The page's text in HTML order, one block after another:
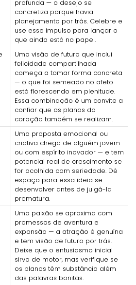
profunda — o desejo se
concretiza porque havia
planejamento por trás. Celebre e
use esse impulso para lançar o
que ainda está no papel.
Uma visão de futuro que inclui
felicidade compartilhada
começa a tomar forma concreta
— o que foi semeado no afeto
está florescendo em plenitude.
Essa combinação é um convite a
confiar que os planos do
coração também se realizam.
Uma proposta emocional ou
criativa chega de alguém jovem
ou com espírito inovador — e tem
potencial real de crescimento se
for acolhida com seriedade. Dê
espaço para essa ideia se
desenvolver antes de julgá-la
prematura.
Uma paixão se aproxima com
promessas de aventura e
expansão — a atração é genuína
e tem visão de futuro por trás.
Deixe que o entusiasmo inicial
sirva de motor, mas verifique se
os planos têm substância além
das palavras bonitas.